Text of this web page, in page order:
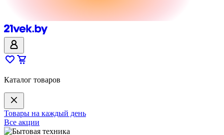
Каталог товаров
Товары на каждый день
Все акции